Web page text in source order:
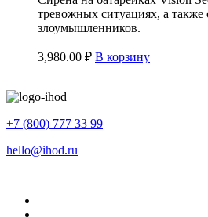
тревожных ситуациях, а также
злоумышленников.
3,980.00 ₽ В корзину
+7 (800) 777 33 99
hello@ihod.ru